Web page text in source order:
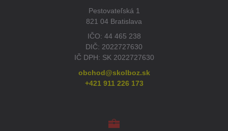
Pestovateľská 1
821 04 Bratislava
IČO: 44 465 238
DIČ: 2022727630
IČ DPH: SK 2022727630
obchod@skolboz.sk
+421 911 226 173